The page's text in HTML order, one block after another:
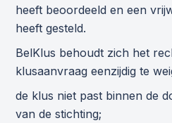
heeft beoordeeld en een
heeft gesteld.
BelKlus behoudt zich het
klusaanvraag eenzijdig te
de klus niet past binnen de
van de stichting;